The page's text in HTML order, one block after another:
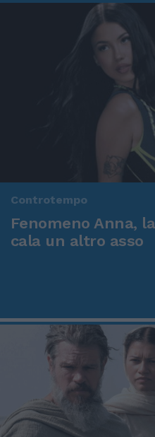
Controtempo
Fenomeno Anna,
cala un altro asso